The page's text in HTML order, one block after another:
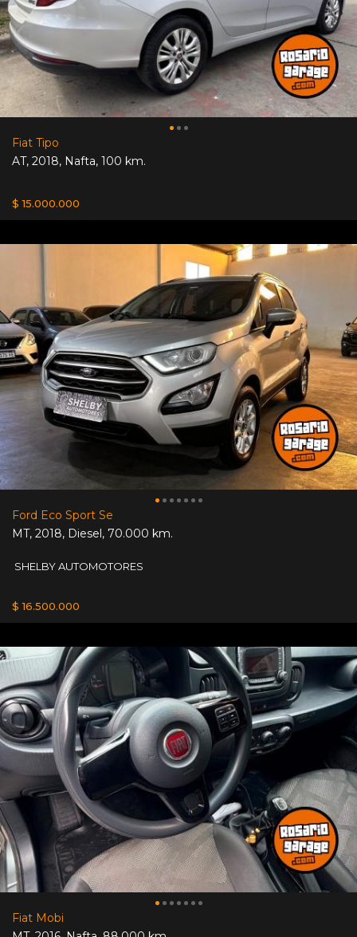
Fiat Tipo
AT, 2018, Nafta, 100 km.
$ 15.000.000
Ford Eco Sport Se
MT, 2018, Diesel, 70.000 km.
SHELBY AUTOMOTORES
$ 16.500.000
Fiat Mobi